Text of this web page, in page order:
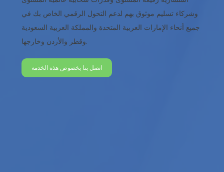
وشركاء تسليم موثوق بهم لدعم التحول الرقمي الخاص بك في
جميع أنحاء الإمارات العربية المتحدة والمملكة العربية السعودية
وقطر والأردن وخارجها.
اتصل بنا بخصوص هذه الخدمة